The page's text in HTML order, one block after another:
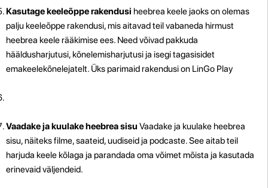
Kasutage keeleõppe rakendusi heebrea keele jaoks on olemas
palju keeleõppe rakendusi, mis aitavad teil vabaneda hirmust
heebrea keele rääkimise ees. Need võivad pakkuda
hääldusharjutusi, kõnelemisharjutusi ja isegi tagasisidet
emakeelekõnelejatelt. Üks parimaid rakendusi on LinGo Play
Vaadake ja kuulake heebrea sisu Vaadake ja kuulake heebrea
sisu, näiteks filme, saateid, uudiseid ja podcaste. See aitab teil
harjuda keele kõlaga ja parandada oma võimet mõista ja kasutada
erinevaid väljendeid.